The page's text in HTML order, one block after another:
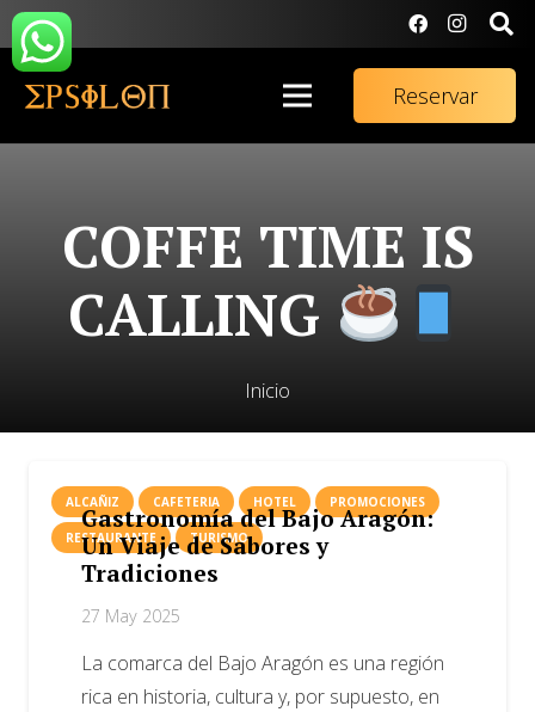
Reservar
COFFE TIME IS
CALLING
Inicio
ALCAÑIZ CAFETERIA HOTEL PROMOCIONES
RESTAURANTE TURISMO
Gastronomía del Bajo Aragón:
Un Viaje de Sabores y
Tradiciones
27 May 2025
La comarca del Bajo Aragón es una región
rica en historia, cultura y, por supuesto, en